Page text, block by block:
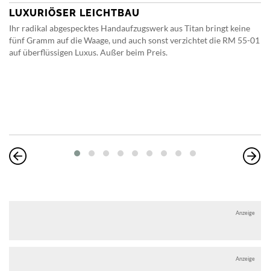
LUXURIÖSER LEICHTBAU
Ihr radikal abgespecktes Handaufzugswerk aus Titan bringt keine
fünf Gramm auf die Waage, und auch sonst verzichtet die RM 55-01
auf überflüssigen Luxus. Außer beim Preis.
Anzeige
Anzeige